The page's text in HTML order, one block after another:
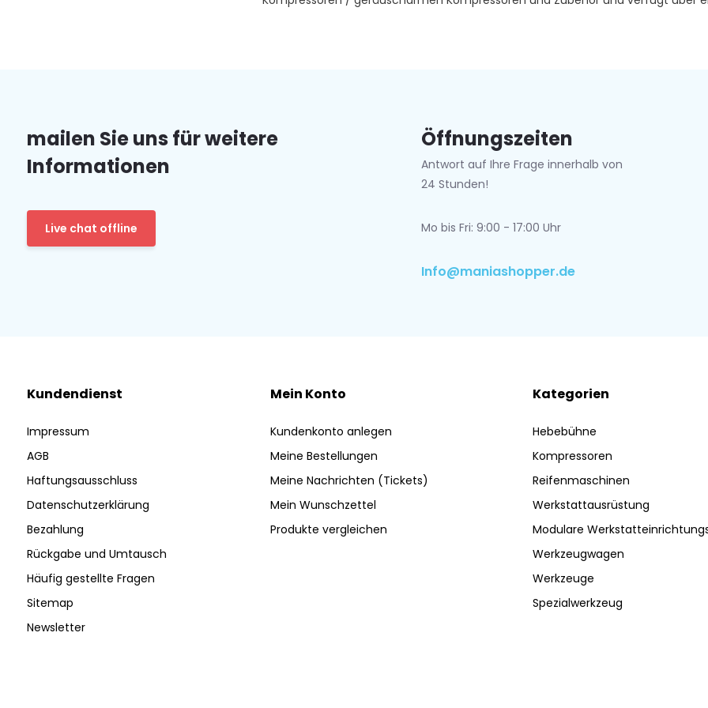
mailen Sie uns für weitere
Informationen
Live chat offline
Öffnungszeiten
Antwort auf Ihre Frage innerhalb von
24 Stunden!
Mo bis Fri: 9:00 - 17:00 Uhr
Info@maniashopper.de
Kundendienst
Impressum
AGB
Haftungsausschluss
Datenschutzerklärung
Bezahlung
Rückgabe und Umtausch
Häufig gestellte Fragen
Sitemap
Newsletter
Mein Konto
Kundenkonto anlegen
Meine Bestellungen
Meine Nachrichten (Tickets)
Mein Wunschzettel
Produkte vergleichen
Kategorien
Hebebühne
Kompressoren
Reifenmaschinen
Werkstattausrüstung
Modulare
Werkzeugwagen
Werkzeuge
Spezialwerkzeug